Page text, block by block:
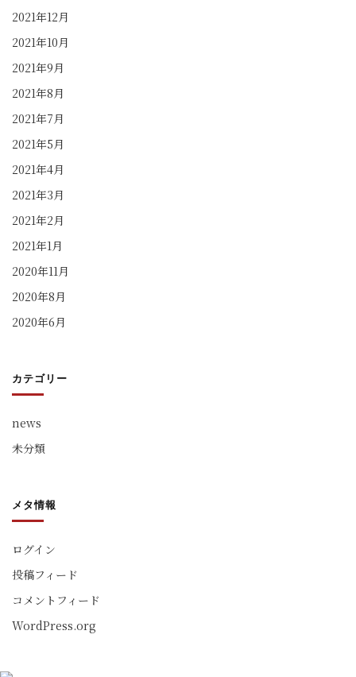
2021年12月
2021年10月
2021年9月
2021年8月
2021年7月
2021年5月
2021年4月
2021年3月
2021年2月
2021年1月
2020年11月
2020年8月
2020年6月
カテゴリー
news
未分類
メタ情報
ログイン
投稿フィード
コメントフィード
WordPress.org